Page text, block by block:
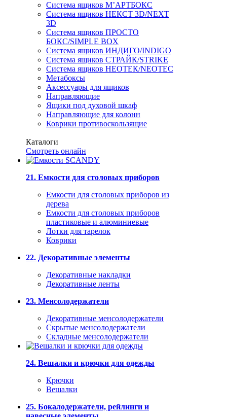
Система ящиков М’АРТБОКС
Система ящиков НЕКСТ 3D/NEXT
3D
Система ящиков ПРОСТО
БОКС/SIMPLE BOX
Система ящиков ИНДИГО/INDIGO
Система ящиков СТРАЙК/STRIKE
Система ящиков НЕОТЕК/NEOTEC
Метабоксы
Аксессуары для ящиков
Направляющие
Ящики под духовой шкаф
Направляющие для колонн
Коврики противоскользящие
Каталоги
Смотреть онлайн
21. Емкости для столовых приборов
Емкости для столовых приборов из
дерева
Емкости для столовых приборов
пластиковые и алюминиевые
Лотки для тарелок
Коврики
22. Декоративные элементы
Декоративные накладки
Декоративные ленты
23. Менсолодержатели
Декоративные менсолодержатели
Скрытые менсолодержатели
Складные менсолодержатели
24. Вешалки и крючки для одежды
Крючки
Вешалки
25. Бокалодержатели, рейлинги и